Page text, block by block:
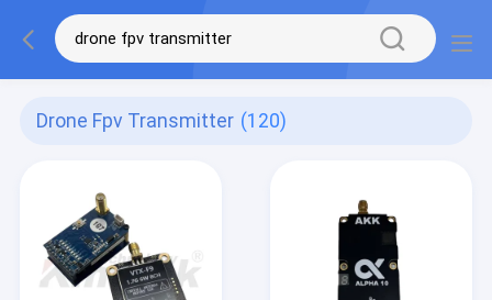
Drone Fpv Transmitter (120)